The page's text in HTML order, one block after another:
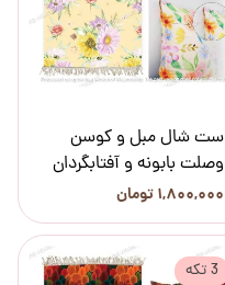
ست شال مبل و کوسن
وصلت بابونه و آفتابگردان
۱,۸۰۰,۰۰۰ تومان
3 تکه